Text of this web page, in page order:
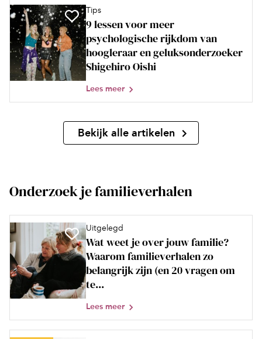
Tips
9 lessen voor meer
psychologische rijkdom van
hoogleraar en geluksonderzoeker
Shigehiro Oishi
Lees meer
Bekijk alle artikelen
Onderzoek je familieverhalen
Uitgelegd
Wat weet je over jouw familie?
Waarom familieverhalen zo
belangrijk zijn (en 20 vragen om
te...
Lees meer